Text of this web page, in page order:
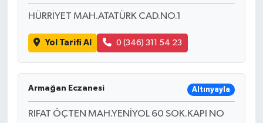
HÜRRİYET MAH.ATATÜRK CAD.NO.1
Yol Tarifi Al 0 (346) 311 54 23
Armağan Eczanesi Altınyayla
RIFAT ÖÇTEN MAH.YENİYOL 60 SOK.KAPI NO